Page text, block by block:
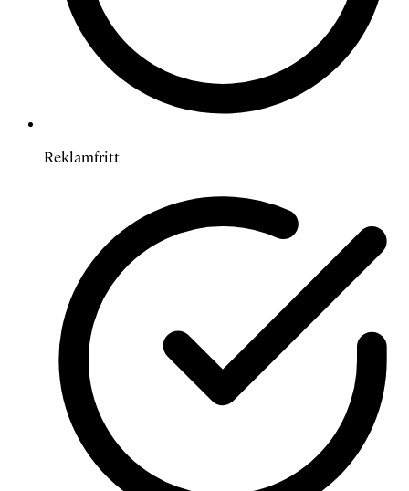
Reklamfritt